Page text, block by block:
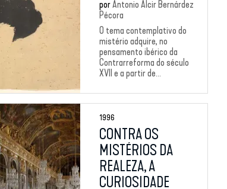
porAntonio Alcir Bernárdez
Pécora
O tema contemplativo do
mistério adquire, no
pensamento ibérico da
Contrarreforma do século
XVII e a partir de...
1996
CONTRA OS
MISTÉRIOS DA
REALEZA, A
CURIOSIDADE